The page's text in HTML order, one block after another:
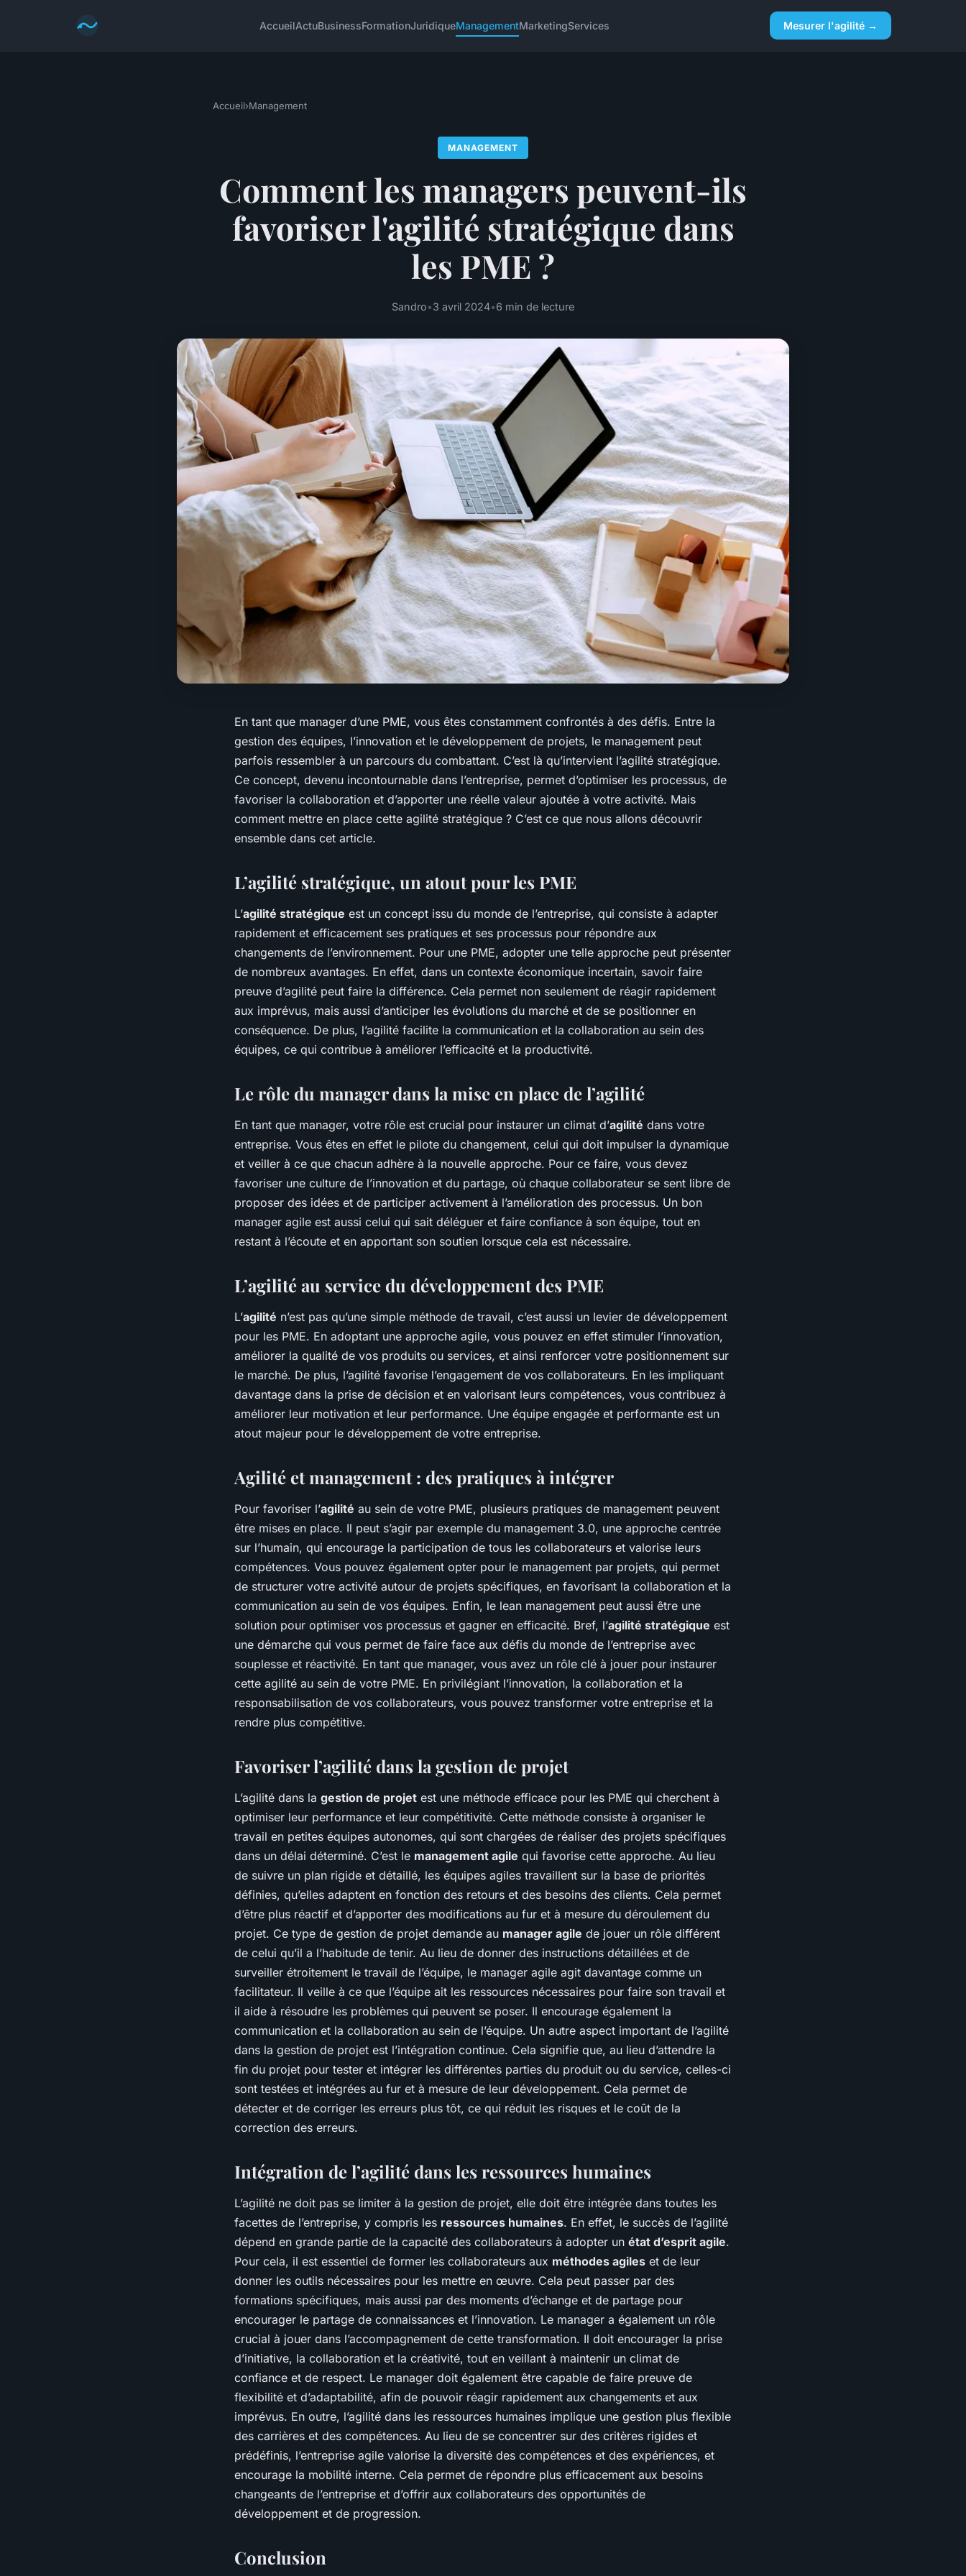
AccueilActuBusinessFormationJuridiqueManagementMarketingServices Mesurer l'agilité →
Accueil›Management
MANAGEMENT
Comment les managers peuvent-ils
favoriser l'agilité stratégique dans
les PME ?
Sandro•3 avril 2024•6 min de lecture
En tant que manager d’une PME, vous êtes constamment confrontés à des défis. Entre la
gestion des équipes, l’innovation et le développement de projets, le management peut
parfois ressembler à un parcours du combattant. C’est là qu’intervient l’agilité stratégique.
Ce concept, devenu incontournable dans l’entreprise, permet d’optimiser les processus, de
favoriser la collaboration et d’apporter une réelle valeur ajoutée à votre activité. Mais
comment mettre en place cette agilité stratégique ? C’est ce que nous allons découvrir
ensemble dans cet article.
L’agilité stratégique, un atout pour les PME
L’agilité stratégique est un concept issu du monde de l’entreprise, qui consiste à adapter
rapidement et efficacement ses pratiques et ses processus pour répondre aux
changements de l’environnement. Pour une PME, adopter une telle approche peut présenter
de nombreux avantages. En effet, dans un contexte économique incertain, savoir faire
preuve d’agilité peut faire la différence. Cela permet non seulement de réagir rapidement
aux imprévus, mais aussi d’anticiper les évolutions du marché et de se positionner en
conséquence. De plus, l’agilité facilite la communication et la collaboration au sein des
équipes, ce qui contribue à améliorer l’efficacité et la productivité.
Le rôle du manager dans la mise en place de l’agilité
En tant que manager, votre rôle est crucial pour instaurer un climat d’agilité dans votre
entreprise. Vous êtes en effet le pilote du changement, celui qui doit impulser la dynamique
et veiller à ce que chacun adhère à la nouvelle approche. Pour ce faire, vous devez
favoriser une culture de l’innovation et du partage, où chaque collaborateur se sent libre de
proposer des idées et de participer activement à l’amélioration des processus. Un bon
manager agile est aussi celui qui sait déléguer et faire confiance à son équipe, tout en
restant à l’écoute et en apportant son soutien lorsque cela est nécessaire.
L’agilité au service du développement des PME
L’agilité n’est pas qu’une simple méthode de travail, c’est aussi un levier de développement
pour les PME. En adoptant une approche agile, vous pouvez en effet stimuler l’innovation,
améliorer la qualité de vos produits ou services, et ainsi renforcer votre positionnement sur
le marché. De plus, l’agilité favorise l’engagement de vos collaborateurs. En les impliquant
davantage dans la prise de décision et en valorisant leurs compétences, vous contribuez à
améliorer leur motivation et leur performance. Une équipe engagée et performante est un
atout majeur pour le développement de votre entreprise.
Agilité et management : des pratiques à intégrer
Pour favoriser l’agilité au sein de votre PME, plusieurs pratiques de management peuvent
être mises en place. Il peut s’agir par exemple du management 3.0, une approche centrée
sur l’humain, qui encourage la participation de tous les collaborateurs et valorise leurs
compétences. Vous pouvez également opter pour le management par projets, qui permet
de structurer votre activité autour de projets spécifiques, en favorisant la collaboration et la
communication au sein de vos équipes. Enfin, le lean management peut aussi être une
solution pour optimiser vos processus et gagner en efficacité. Bref, l’agilité stratégique est
une démarche qui vous permet de faire face aux défis du monde de l’entreprise avec
souplesse et réactivité. En tant que manager, vous avez un rôle clé à jouer pour instaurer
cette agilité au sein de votre PME. En privilégiant l’innovation, la collaboration et la
responsabilisation de vos collaborateurs, vous pouvez transformer votre entreprise et la
rendre plus compétitive.
Favoriser l’agilité dans la gestion de projet
L’agilité dans la gestion de projet est une méthode efficace pour les PME qui cherchent à
optimiser leur performance et leur compétitivité. Cette méthode consiste à organiser le
travail en petites équipes autonomes, qui sont chargées de réaliser des projets spécifiques
dans un délai déterminé. C’est le management agile qui favorise cette approche. Au lieu
de suivre un plan rigide et détaillé, les équipes agiles travaillent sur la base de priorités
définies, qu’elles adaptent en fonction des retours et des besoins des clients. Cela permet
d’être plus réactif et d’apporter des modifications au fur et à mesure du déroulement du
projet. Ce type de gestion de projet demande au manager agile de jouer un rôle différent
de celui qu’il a l’habitude de tenir. Au lieu de donner des instructions détaillées et de
surveiller étroitement le travail de l’équipe, le manager agile agit davantage comme un
facilitateur. Il veille à ce que l’équipe ait les ressources nécessaires pour faire son travail et
il aide à résoudre les problèmes qui peuvent se poser. Il encourage également la
communication et la collaboration au sein de l’équipe. Un autre aspect important de l’agilité
dans la gestion de projet est l’intégration continue. Cela signifie que, au lieu d’attendre la
fin du projet pour tester et intégrer les différentes parties du produit ou du service, celles-ci
sont testées et intégrées au fur et à mesure de leur développement. Cela permet de
détecter et de corriger les erreurs plus tôt, ce qui réduit les risques et le coût de la
correction des erreurs.
Intégration de l’agilité dans les ressources humaines
L’agilité ne doit pas se limiter à la gestion de projet, elle doit être intégrée dans toutes les
facettes de l’entreprise, y compris les ressources humaines. En effet, le succès de l’agilité
dépend en grande partie de la capacité des collaborateurs à adopter un état d’esprit agile.
Pour cela, il est essentiel de former les collaborateurs aux méthodes agiles et de leur
donner les outils nécessaires pour les mettre en œuvre. Cela peut passer par des
formations spécifiques, mais aussi par des moments d’échange et de partage pour
encourager le partage de connaissances et l’innovation. Le manager a également un rôle
crucial à jouer dans l’accompagnement de cette transformation. Il doit encourager la prise
d’initiative, la collaboration et la créativité, tout en veillant à maintenir un climat de
confiance et de respect. Le manager doit également être capable de faire preuve de
flexibilité et d’adaptabilité, afin de pouvoir réagir rapidement aux changements et aux
imprévus. En outre, l’agilité dans les ressources humaines implique une gestion plus flexible
des carrières et des compétences. Au lieu de se concentrer sur des critères rigides et
prédéfinis, l’entreprise agile valorise la diversité des compétences et des expériences, et
encourage la mobilité interne. Cela permet de répondre plus efficacement aux besoins
changeants de l’entreprise et d’offrir aux collaborateurs des opportunités de
développement et de progression.
Conclusion